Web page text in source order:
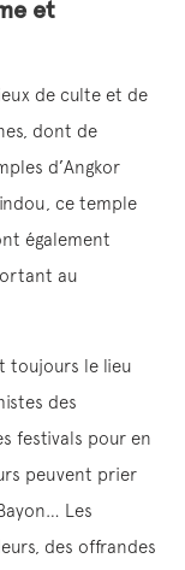
et
de culte et de
dont de
d’Angkor
ce temple
également
au
toujours le lieu
des
festivals pour en
peuvent prier
Les
des offrandes